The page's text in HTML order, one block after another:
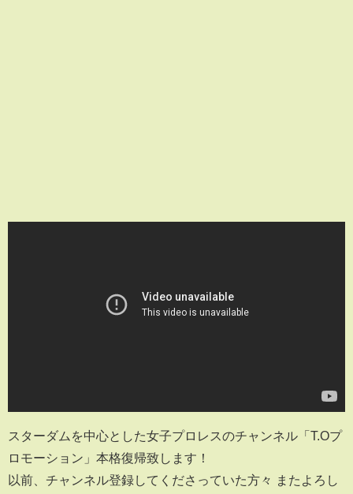
スターダムを中心とした女子プロレスのチャンネル「T.Oプ
ロモーション」本格復帰致します！
以前、チャンネル登録してくださっていた方々 またよろし